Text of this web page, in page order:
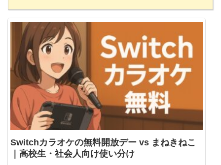
Switchカラオケの無料開放デー vs まねきねこ
｜高校生・社会人向け使い分け